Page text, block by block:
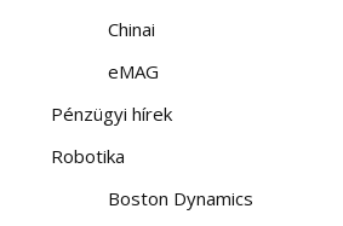
Chinai
eMAG
Pénzügyi hírek
Robotika
Boston Dynamics